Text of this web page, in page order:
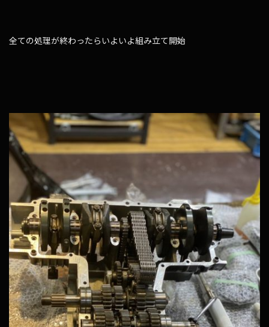
全ての処理が終わったらいよいよ組み立て開始